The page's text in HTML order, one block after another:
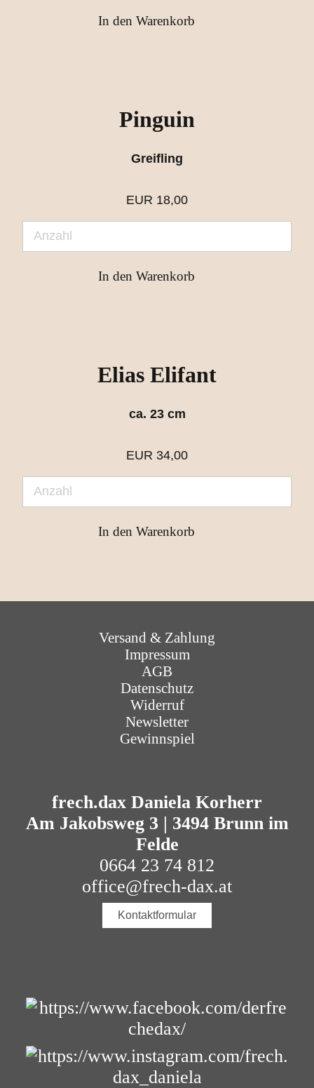
Pinguin
Greifling
EUR 18,00
Elias Elifant
ca. 23 cm
EUR 34,00
Navigation überspringen
Versand & Zahlung
Impressum
AGB
Datenschutz
Widerruf
Newsletter
Gewinnspiel
frech.dax Daniela Korherr
Am Jakobsweg 3 | 3494 Brunn im
Felde
0664 23 74 812
office@frech-dax.at
Kontaktformular